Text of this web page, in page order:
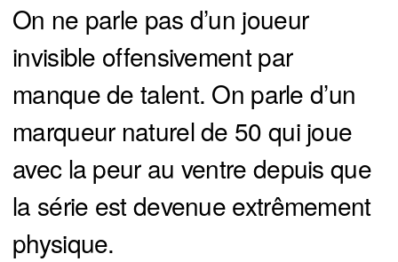
On ne parle pas d’un joueur
invisible offensivement par
manque de talent. On parle d’un
marqueur naturel de 50 qui joue
avec la peur au ventre depuis que
la série est devenue extrêmement
physique.